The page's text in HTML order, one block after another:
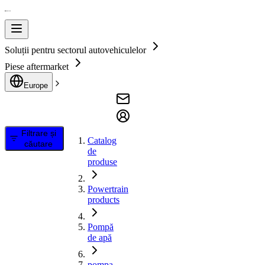
Soluții pentru sectorul autovehiculelor
Piese aftermarket
Europe
Filtrare și
căutare
Catalog
de
produse
Powertrain
products
Pompă
de apă